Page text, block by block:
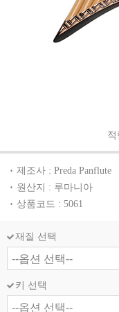
제조사 : Preda Panflute
원산지 : 루마니아
상품코드 : 5061
재질 선택
키 선택